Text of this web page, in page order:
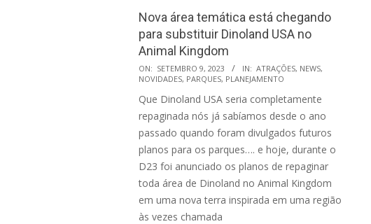
Nova área temática está chegando
para substituir Dinoland USA no
Animal Kingdom
2023-
09-
09
ON: SETEMBRO 9, 2023 IN: ATRAÇÕES, NEWS,
NOVIDADES, PARQUES, PLANEJAMENTO
Que Dinoland USA seria completamente
repaginada nós já sabíamos desde o ano
passado quando foram divulgados futuros
planos para os parques…. e hoje, durante o
D23 foi anunciado os planos de repaginar
toda área de Dinoland no Animal Kingdom
em uma nova terra inspirada em uma região
às vezes chamada